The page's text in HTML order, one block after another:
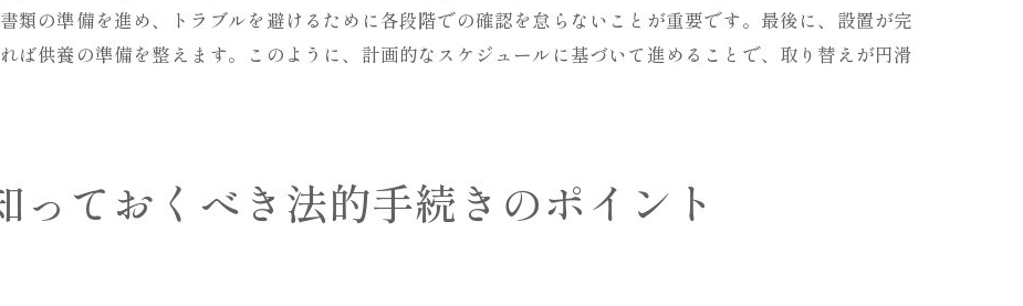
家族全員で心の故郷を守るための方法
お墓の手入れを定期的に行う大切さ
新しいお墓での初めての供養の感想
類の準備を進め、トラブルを避けるために各段階での確認を怠らないことが重要です。最後に、設置が完
ば供養の準備を整えます。このように、計画的なスケジュールに基づいて進めることで、取り替えが円滑
っておくべき法的手続きのポイント